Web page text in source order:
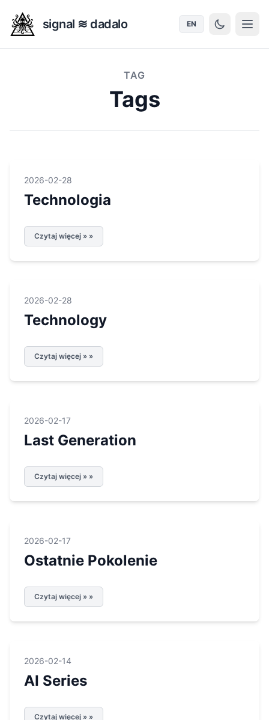
signal ≋ dadalo EN
TAG
Tags
2026-02-28
Technologia
Czytaj więcej » »
2026-02-28
Technology
Czytaj więcej » »
2026-02-17
Last Generation
Czytaj więcej » »
2026-02-17
Ostatnie Pokolenie
Czytaj więcej » »
2026-02-14
AI Series
Czytaj więcej » »